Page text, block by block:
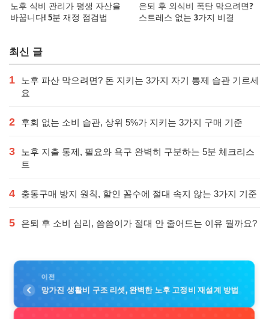
노후 식비 관리가 평생 자산을
바꿉니다! 5분 재정 점검법
은퇴 후 외식비 폭탄 막으려면?
스트레스 없는 3가지 비결
최신 글
1
노후 파산 막으려면? 돈 지키는 3가지 자기 통제 습관 기르세
요
2 후회 없는 소비 습관, 상위 5%가 지키는 3가지 구매 기준
3
노후 지출 통제, 필요와 욕구 완벽히 구분하는 5분 체크리스
트
4 충동구매 방지 원칙, 할인 꼼수에 절대 속지 않는 3가지 기준
5 은퇴 후 소비 심리, 씀씀이가 절대 안 줄어드는 이유 뭘까요?
이전
망가진 생활비 구조 리셋, 완벽한 노후 고정비 재설계 방법